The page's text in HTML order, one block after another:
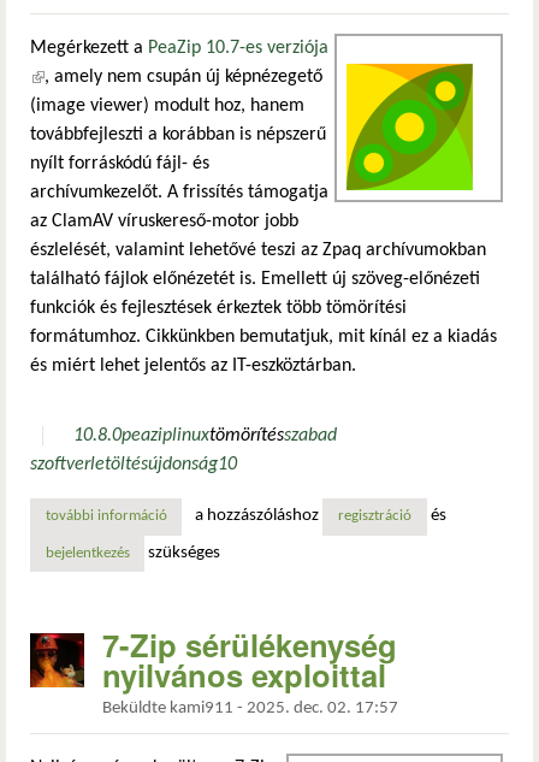
Megérkezett a PeaZip 10.7-es verziója
(külső hivatkozás)
, amely nem csupán új képnézegető
(image viewer) modult hoz, hanem
továbbfejleszti a korábban is népszerű
nyílt forráskódú fájl- és
archívumkezelőt. A frissítés támogatja
az ClamAV víruskereső-motor jobb
észlelését, valamint lehetővé teszi az Zpaq archívumokban
található fájlok előnézetét is. Emellett új szöveg-előnézeti
funkciók és fejlesztések érkeztek több tömörítési
formátumhoz. Cikkünkben bemutatjuk, mit kínál ez a kiadás
és miért lehet jelentős az IT-eszköztárban.
10.8.0peaziplinuxtömörítésszabad
szoftverletöltésújdonság10
további információpeazip 10.8: megújult fájl-előnézet az archívumokon belül
a hozzászóláshoz regisztráció és
bejelentkezés szükséges
7-Zip sérülékenység
nyilvános exploittal
Beküldte kami911 - 2025. dec. 02. 17:57